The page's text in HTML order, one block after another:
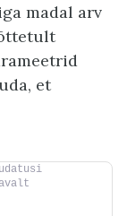
madal arv
et